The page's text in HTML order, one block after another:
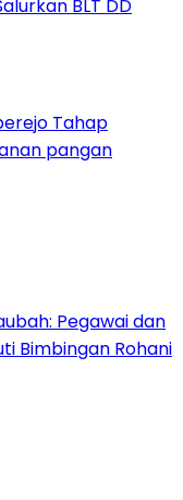
BLT DD
Tahap
pangan
Pegawai dan
Bimbingan Rohani